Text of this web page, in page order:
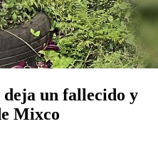
un fallecido y
Mixco